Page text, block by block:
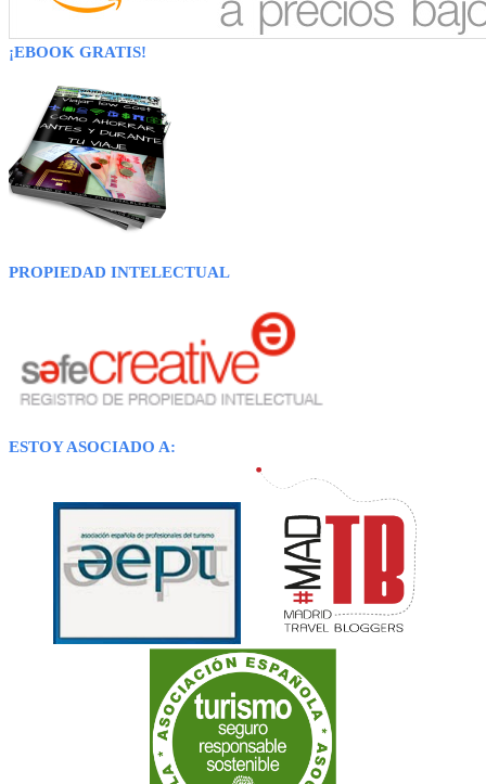
¡EBOOK GRATIS!
PROPIEDAD INTELECTUAL
ESTOY ASOCIADO A: